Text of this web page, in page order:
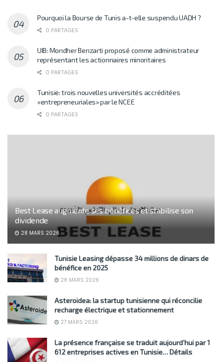
Pourquoi la Bourse de Tunis a-t-elle suspendu UADH ?
0 PARTAGES
UIB: Mondher Benzarti proposé comme administrateur
représentant les actionnaires minoritaires
0 PARTAGES
Tunisie: trois nouvelles universités accréditées
«entrepreneuriales» par le NCEE
0 PARTAGES
Best Lease augmente ses bénéfices et stabilise son
dividende
28 MARS 2026
Tunisie Leasing dépasse 34 millions de dinars de
bénéfice en 2025
28 MARS 2026
Asteroidea: la startup tunisienne qui réconcilie
recharge électrique et stationnement
27 MARS 2026
La présence française se traduit aujourd’hui par 1
612 entreprises actives en Tunisie… Détails